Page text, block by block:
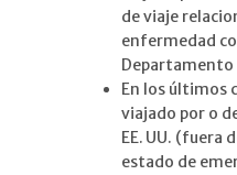
de viaje
enfermedad
Departamento
En los últimos
viajado por o
EE. UU. (fuera
estado de